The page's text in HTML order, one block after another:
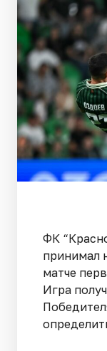
ФК
принимал
матче
Игра